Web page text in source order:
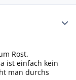
Rost.
ist einfach kein
man durchs